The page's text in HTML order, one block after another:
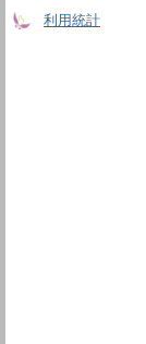
利用統計